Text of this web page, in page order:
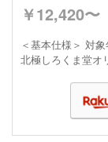
￥12,420〜
＜基本仕様＞ 対
北極しろくま堂オ